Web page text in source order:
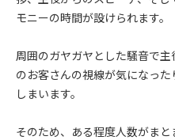
モニーの時間が設けられます。
周囲のガヤガヤとした騒音で
のお客さんの視線が気になっ
しまいます。
そのため、ある程度人数がま